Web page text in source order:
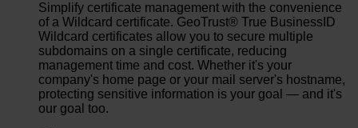
Simplify certificate management with the convenience
of a Wildcard certificate. GeoTrust® True BusinessID
Wildcard certificates allow you to secure multiple
subdomains on a single certificate, reducing
management time and cost. Whether it's your
company's home page or your mail server's hostname,
protecting sensitive information is your goal — and it's
our goal too.